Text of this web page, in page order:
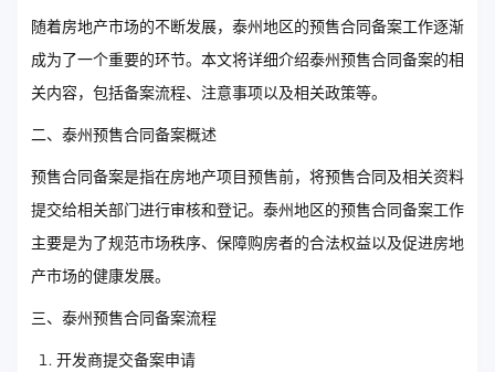
随着房地产市场的不断发展，泰州地区的预售合同备案工作逐渐
成为了一个重要的环节。本文将详细介绍泰州预售合同备案的相
关内容，包括备案流程、注意事项以及相关政策等。
二、泰州预售合同备案概述
预售合同备案是指在房地产项目预售前，将预售合同及相关资料
提交给相关部门进行审核和登记。泰州地区的预售合同备案工作
主要是为了规范市场秩序、保障购房者的合法权益以及促进房地
产市场的健康发展。
三、泰州预售合同备案流程
开发商提交备案申请